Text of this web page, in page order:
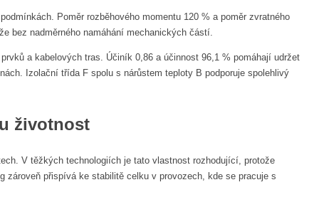
Poměr rozběhového momentu 120 % a poměr zvratného
bez nadměrného namáhání mechanických částí.
a kabelových tras. Účiník 0,86 a účinnost 96,1 % pomáhají udržet
Izolační třída F spolu s nárůstem teploty B podporuje spolehlivý
životnost
V těžkých technologiích je tato vlastnost rozhodující, protože
zároveň přispívá ke stabilitě celku v provozech, kde se pracuje s